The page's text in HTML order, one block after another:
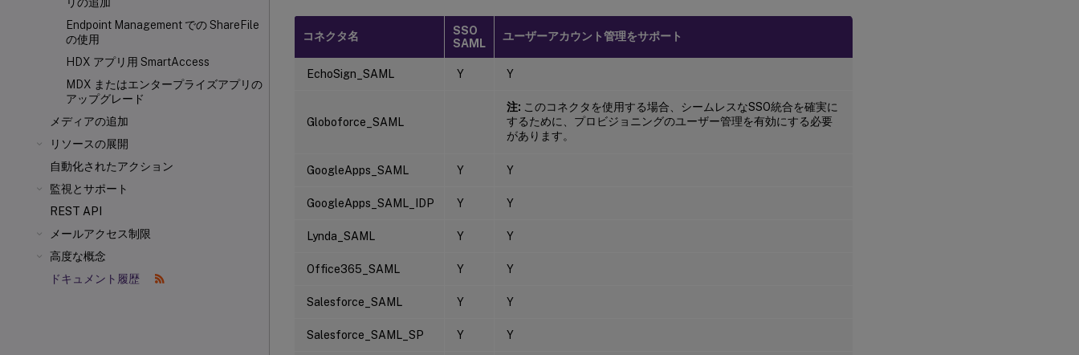
Endpoint Management での ShareFile
の使用
HDX アプリ用 SmartAccess
MDX またはエンタープライズアプリの
アップグレード
メディアの追加
リソースの展開
自動化されたアクション
監視とサポート
REST API
メールアクセス制限
高度な概念
ドキュメント履歴
コネクタ名
SSO
SAML
ユーザーアカウント管理をサポート
EchoSign_SAML Y Y
Globoforce_SAML
注: このコネクタを使用する場合、シームレスなSSO統合を確実に
するために、プロビジョニングのユーザー管理を有効にする必要
があります。
GoogleApps_SAML Y Y
GoogleApps_SAML_IDP Y Y
Lynda_SAML Y Y
Office365_SAML Y Y
Salesforce_SAML Y Y
Salesforce_SAML_SP Y Y